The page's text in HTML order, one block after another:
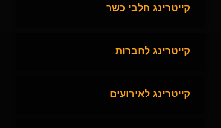
קייטרינג חלבי כשר
קייטרינג לחברות
קייטרינג לאירועים